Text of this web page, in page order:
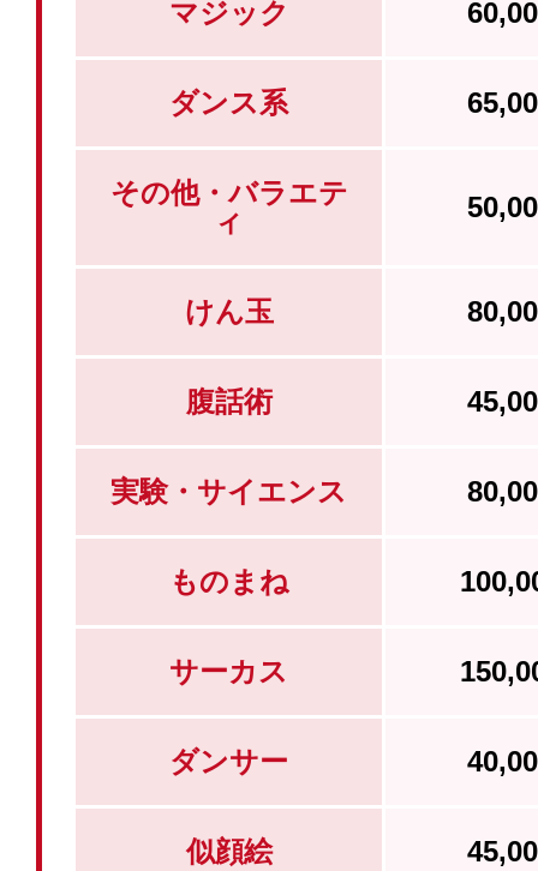
マジック
ダンス系
その他・バラエテ
ィ
けん玉
腹話術
実験・サイエンス
ものまね
サーカス
ダンサー
似顔絵